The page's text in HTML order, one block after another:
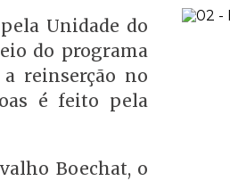
Unidade do
do programa
reinserção no
é feito pela
Boechat, o